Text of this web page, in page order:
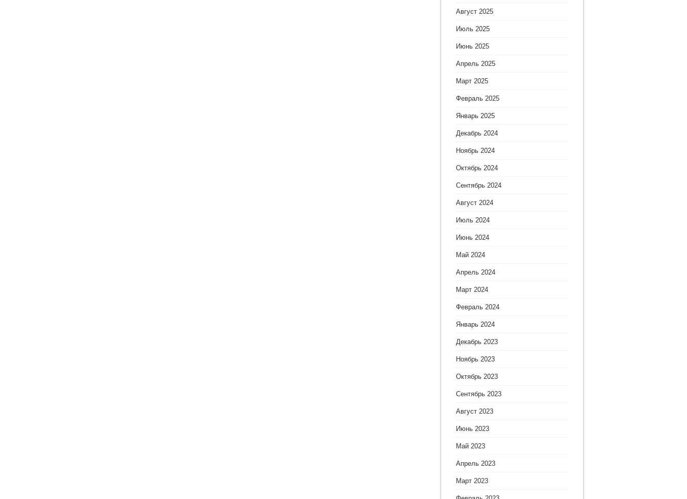
Август 2025
Июль 2025
Июнь 2025
Апрель 2025
Март 2025
Февраль 2025
Январь 2025
Декабрь 2024
Ноябрь 2024
Октябрь 2024
Сентябрь 2024
Август 2024
Июль 2024
Июнь 2024
Май 2024
Апрель 2024
Март 2024
Февраль 2024
Январь 2024
Декабрь 2023
Ноябрь 2023
Октябрь 2023
Сентябрь 2023
Август 2023
Июнь 2023
Май 2023
Апрель 2023
Март 2023